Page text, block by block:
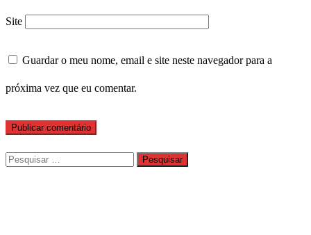
Site
Guardar o meu nome, email e site neste navegador para a
próxima vez que eu comentar.
Pesquisar
por: